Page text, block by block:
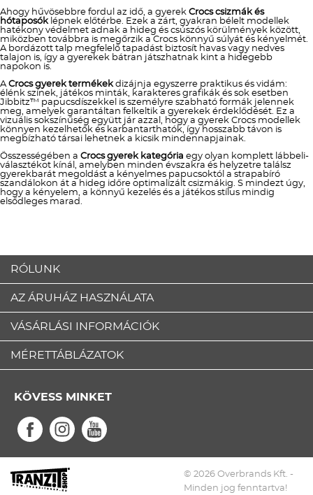
Ahogy hűvösebbre fordul az idő, a gyerek Crocs csizmák és
hótaposóklépnek előtérbe. Ezek a zárt, gyakran bélelt modellek
hatékony védelmet adnak a hideg és csúszós körülmények között,
miközben továbbra is megőrzik a Crocs könnyű súlyát és kényelmét.
A bordázott talp megfelelő tapadást biztosít havas vagy nedves
talajon is, így a gyerekek bátran játszhatnak kint a hidegebb
napokon is.
ACrocs gyerek termékekdizájnja egyszerre praktikus és vidám:
élénk színek, játékos minták, karakteres grafikák és sok esetben
Jibbitz™ papucsdíszekkel is személyre szabható formák jelennek
meg, amelyek garantáltan felkeltik a gyerekek érdeklődését. Ez a
vizuális sokszínűség együtt jár azzal, hogy a gyerek Crocs modellek
könnyen kezelhetők és karbantarthatók, így hosszabb távon is
megbízható társai lehetnek a kicsik mindennapjainak.
Összességében a Crocs gyerek kategória egy olyan komplett lábbeli-
választékot kínál, amelyben minden évszakra és helyzetre találsz
gyerekbarát megoldást a kényelmes papucsoktól a strapabíró
szandálokon át a hideg időre optimalizált csizmákig. S mindezt úgy,
hogy a kényelem, a könnyű kezelés és a játékos stílus mindig
elsődleges marad.
RÓLUNK
AZ ÁRUHÁZ HASZNÁLATA
VÁSÁRLÁSI INFORMÁCIÓK
MÉRETTÁBLÁZATOK
KÖVESS MINKET
© 2026 Overbrands Kft. -
Minden jog fenntartva!